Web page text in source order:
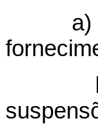
a)
b)